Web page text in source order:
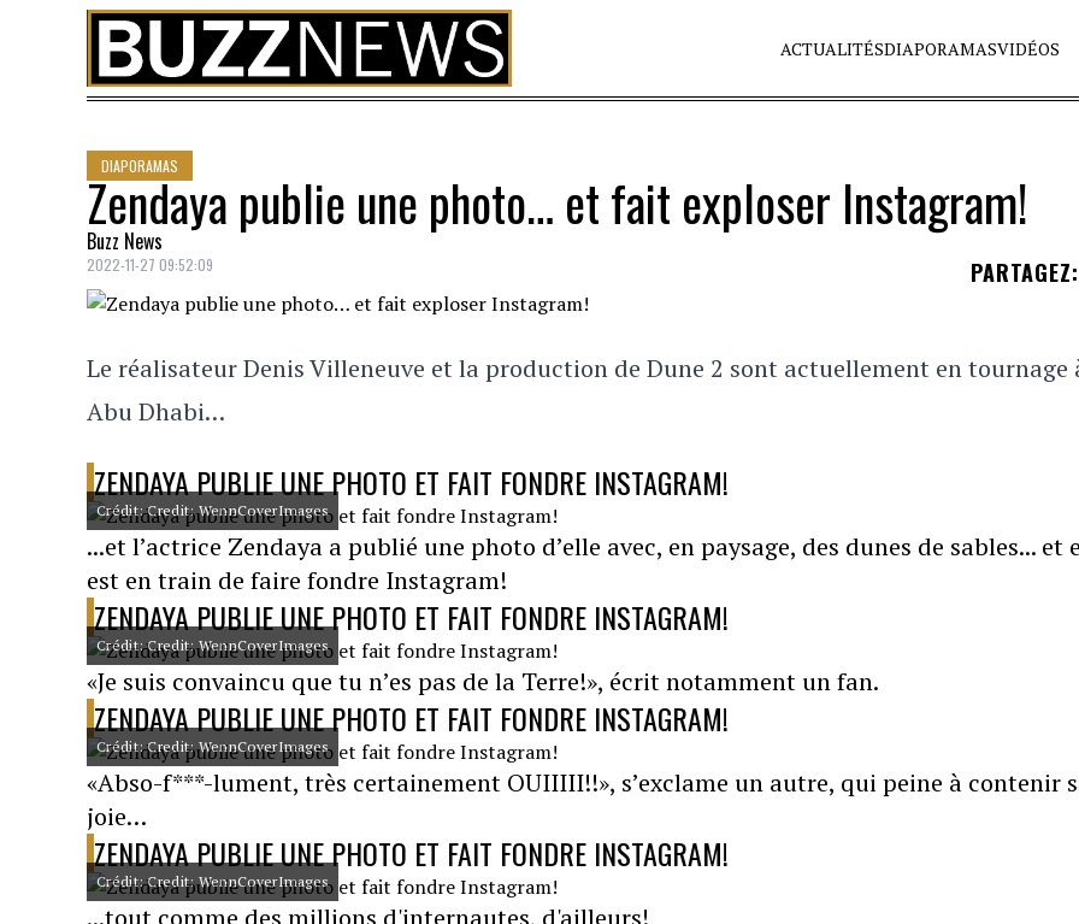
Skip to content
ACTUALITÉSDIAPORAMASVIDÉOS
DIAPORAMAS
Zendaya publie une photo… et fait exploser Instagram!
Buzz News
2022-11-27 09:52:09 PARTAGEZ:
Le réalisateur Denis Villeneuve et la production de Dune 2 sont actuellement en tournage
Abu Dhabi…
ZENDAYA PUBLIE UNE PHOTO ET FAIT FONDRE INSTAGRAM!
Crédit: Credit: WennCoverImages
...et l’actrice Zendaya a publié une photo d’elle avec, en paysage, des dunes de sables... et
est en train de faire fondre Instagram!
ZENDAYA PUBLIE UNE PHOTO ET FAIT FONDRE INSTAGRAM!
Crédit: Credit: WennCoverImages
«Je suis convaincu que tu n’es pas de la Terre!», écrit notamment un fan.
ZENDAYA PUBLIE UNE PHOTO ET FAIT FONDRE INSTAGRAM!
Crédit: Credit: WennCoverImages
«Abso-f***-lument, très certainement OUIIIII!!», s’exclame un autre, qui peine à contenir
joie…
ZENDAYA PUBLIE UNE PHOTO ET FAIT FONDRE INSTAGRAM!
Crédit: Credit: WennCoverImages
...tout comme des millions d'internautes, d'ailleurs!